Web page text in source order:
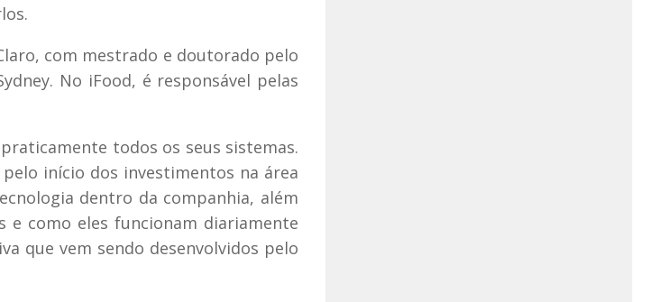
com mestrado e doutorado pelo
No iFood, é responsável pelas
todos os seus sistemas.
início dos investimentos na área
dentro da companhia, além
e como eles funcionam diariamente
que vem sendo desenvolvidos pelo